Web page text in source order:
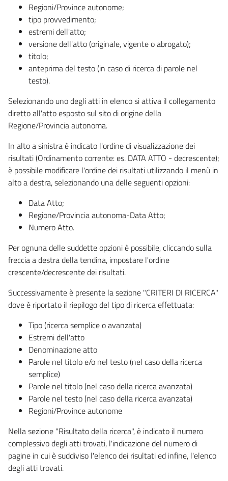
Regioni/Province autonome;
tipo provvedimento;
estremi dell'atto;
versione dell'atto (originale, vigente o abrogato);
titolo;
anteprima del testo (in caso di ricerca di parole nel
testo).
Selezionando uno degli atti in elenco si attiva il collegamento
diretto all'atto esposto sul sito di origine della
Regione/Provincia autonoma.
In alto a sinistra è indicato l'ordine di visualizzazione dei
risultati (Ordinamento corrente: es. DATA ATTO - decrescente);
è possibile modificare l'ordine dei risultati utilizzando il menù in
alto a destra, selezionando una delle seguenti opzioni:
Data Atto;
Regione/Provincia autonoma-Data Atto;
Numero Atto.
Per ognuna delle suddette opzioni è possibile, cliccando sulla
freccia a destra della tendina, impostare l'ordine
crescente/decrescente dei risultati.
Successivamente è presente la sezione "CRITERI DI RICERCA"
dove è riportato il riepilogo del tipo di ricerca effettuata:
Tipo (ricerca semplice o avanzata)
Estremi dell'atto
Denominazione atto
Parole nel titolo e/o nel testo (nel caso della ricerca
semplice)
Parole nel titolo (nel caso della ricerca avanzata)
Parole nel testo (nel caso della ricerca avanzata)
Regioni/Province autonome
Nella sezione "Risultato della ricerca", è indicato il numero
complessivo degli atti trovati, l'indicazione del numero di
pagine in cui è suddiviso l'elenco dei risultati ed infine, l'elenco
degli atti trovati.